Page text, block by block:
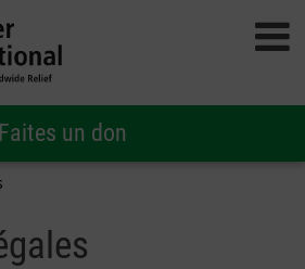
Faites un don